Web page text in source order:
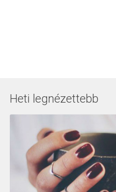
Heti legnézettebb